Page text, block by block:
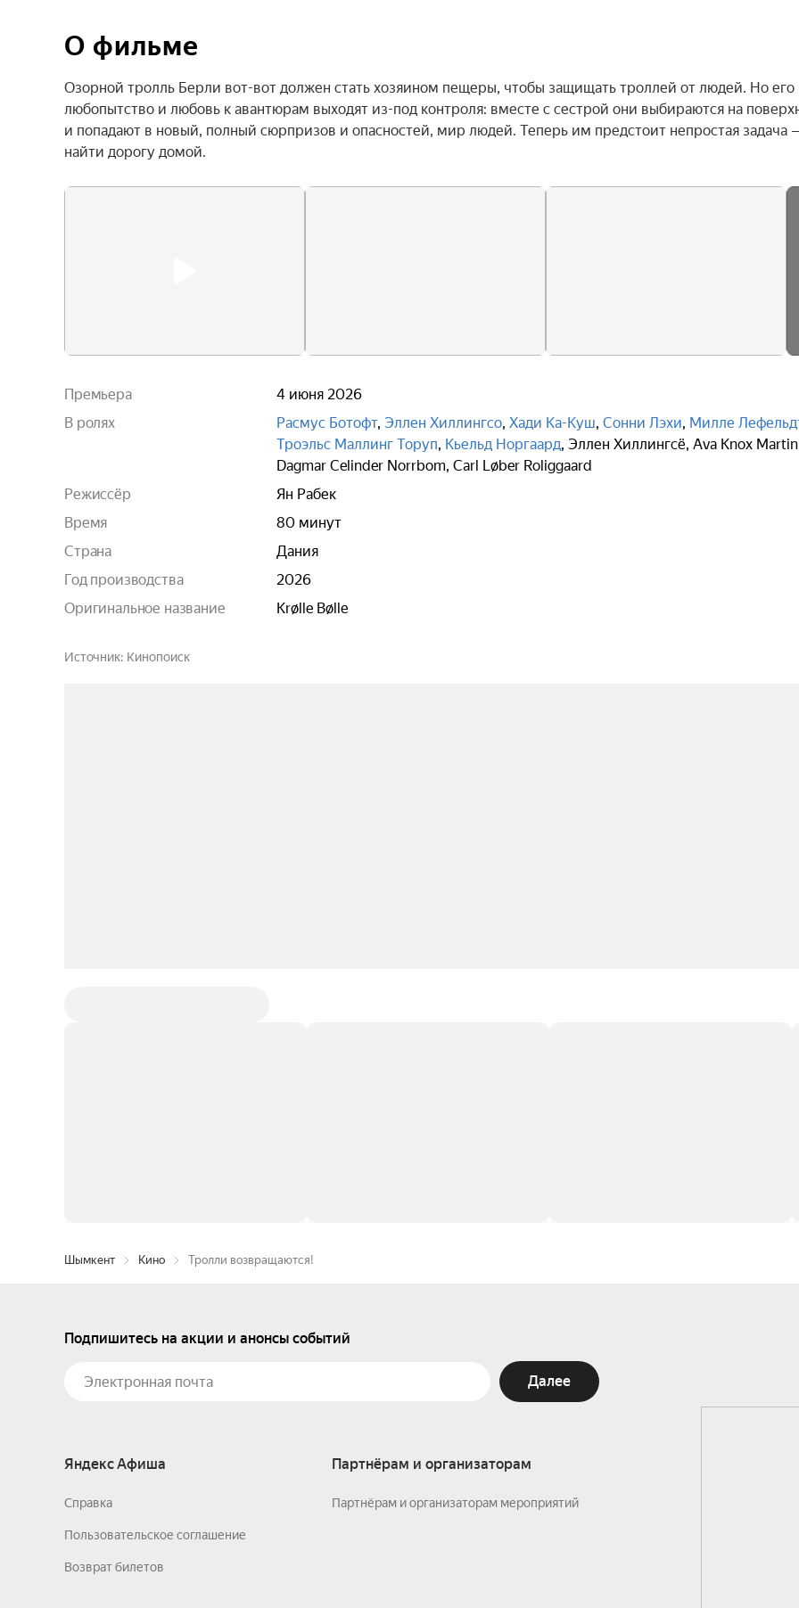
О фильме
Озорной тролль Берли вот-вот должен стать хозяином пещеры, чтобы защищать троллей от людей. Но его
любопытство и любовь к авантюрам выходят из-под контроля: вместе с сестрой они выбираются на
и попадают в новый, полный сюрпризов и опасностей, мир людей. Теперь им предстоит непростая задача
найти дорогу домой.
Премьера
4 июня 2026
В ролях
Расмус Ботофт, Эллен Хиллингсо, Хади Ка-Куш, Сонни Лэхи, Милле
Троэльс Маллинг Торуп, Кьельд Норгаард, Эллен Хиллингсё, Ava Knox Martin
Dagmar Celinder Norrbom, Carl Løber Roliggaard
Режиссёр
Ян Рабек
Время
80 минут
Страна
Дания
Год производства
2026
Оригинальное название
Krølle Bølle
Источник Кинопоиск
Шымкент Кино Тролли возвращаются!
Подпишитесь на акции и анонсы событий
Далее
Яндекс Афиша
Справка
Пользовательское соглашение
Возврат билетов
Партнёрам и организаторам
Партнёрам и организаторам мероприятий